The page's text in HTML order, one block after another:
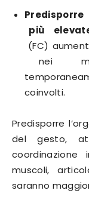
più
(FC)
nei
coinvolti.
Predisporre
del gesto,
coordinazione
muscoli,
saranno